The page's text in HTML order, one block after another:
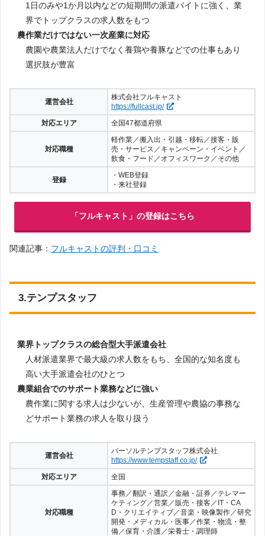
1日のみや1か月以内などの短期間の派遣バイトに強く、業
界でトップクラスの求人数をもつ
農作業だけではない一次産業に対応
農園や農業法人だけでなく養鶏や養豚などでの仕事もあり
選択肢が豊富
運営会社
株式会社フルキャスト
https://fullcast.jp/
対応エリア
全国47都道府県
対応職種
軽作業／搬入出・引越・移転／接客・販
売・サービス／キャンペーン・イベント／
飲食・フード／オフィスワーク／その他
登録
・WEB登録
・来社登録
「フルキャスト」の登録はこちら
関連記事： フルキャストの評判・口コミ
3.テンプスタッフ
業界トップクラスの総合型大手派遣会社
人材派遣業界で最大級の求人数をもち、全国的な知名度も
高い大手派遣会社のひとつ
農業組合でのサポート業務などに強い
農作業に関する求人は少ないが、生産管理や農協の事務な
どサポート業務の求人を取り扱う
運営会社
パーソルテンプスタッフ株式会社
https://www.tempstaff.co.jp/
対応エリア
全国
対応職種
事務／翻訳・通訳／金融・証券／テレマー
ケティング／営業／販売・接客／IT・CA
D・クリエイティブ／音楽・映像製作／研究
開発・メディカル・医事／作業・物流・整
備／保育・介護／栄養士・調理師